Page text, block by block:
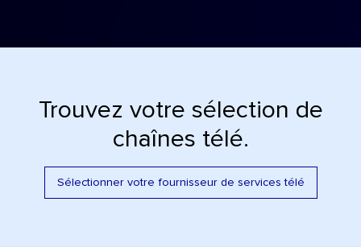
Trouvez votre sélection de
chaînes télé.
Sélectionner votre fournisseur de services télé